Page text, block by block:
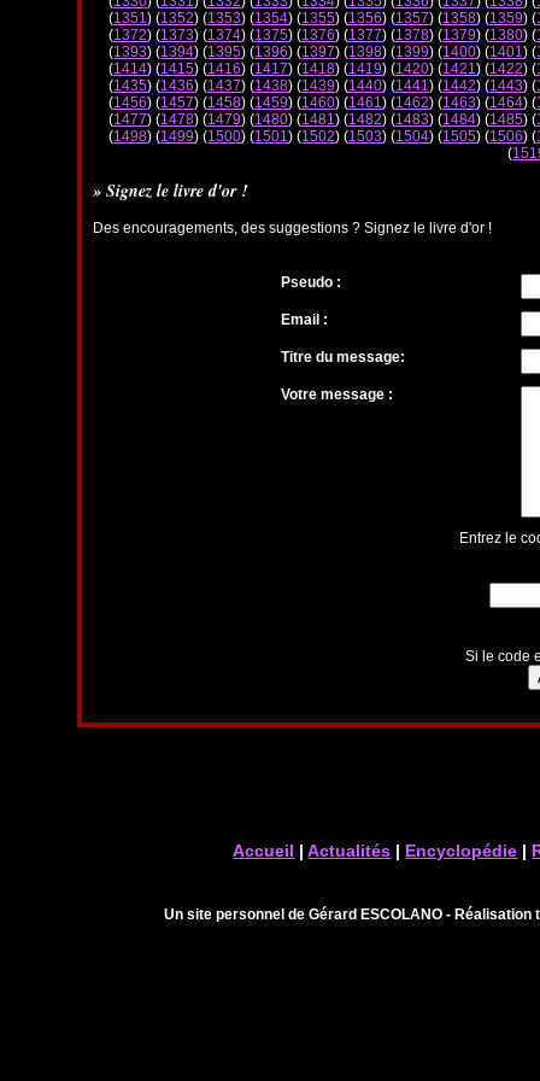
(1351) (1352) (1353) (1354) (1355) (1356) (1357) (1358) (1359) (
(1372) (1373) (1374) (1375) (1376) (1377) (1378) (1379) (1380) (
(1393) (1394) (1395) (1396) (1397) (1398) (1399) (1400) (1401) (
(1414) (1415) (1416) (1417) (1418) (1419) (1420) (1421) (1422) (
(1435) (1436) (1437) (1438) (1439) (1440) (1441) (1442) (1443) (
(1456) (1457) (1458) (1459) (1460) (1461) (1462) (1463) (1464) (
(1477) (1478) (1479) (1480) (1481) (1482) (1483) (1484) (1485) (
(1498) (1499) (1500) (1501) (1502) (1503) (1504) (1505) (1506) (
(
» Signez le livre d'or !
Des encouragements, des suggestions ? Signez le livre d'or !
Pseudo :
Email :
Titre du message:
Votre message :
Entrez le
Si le code
Accueil |Actualités | Encyclopédie |
Un site personnel de Gérard ESCOLANO -